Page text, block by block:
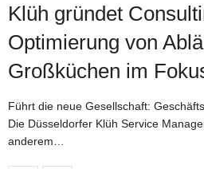
Klüh gründet
Optimierung von
Großküchen im
Führt die neue Gesellschaft:
Die Düsseldorfer Klüh Service
anderem…